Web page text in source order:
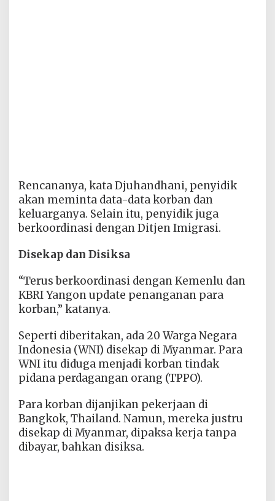
Rencananya, kata Djuhandhani, penyidik
akan meminta data-data korban dan
keluarganya. Selain itu, penyidik juga
berkoordinasi dengan Ditjen Imigrasi.
Disekap dan Disiksa
“Terus berkoordinasi dengan Kemenlu dan
KBRI Yangon update penanganan para
korban,” katanya.
Seperti diberitakan, ada 20 Warga Negara
Indonesia (WNI) disekap di Myanmar. Para
WNI itu diduga menjadi korban tindak
pidana perdagangan orang (TPPO).
Para korban dijanjikan pekerjaan di
Bangkok, Thailand. Namun, mereka justru
disekap di Myanmar, dipaksa kerja tanpa
dibayar, bahkan disiksa.